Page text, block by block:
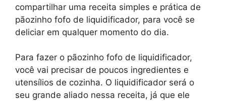
compartilhar uma receita simples e prática de
pãozinho fofo de liquidificador, para você se
deliciar em qualquer momento do dia.
Para fazer o pãozinho fofo de liquidificador,
você vai precisar de poucos ingredientes e
utensílios de cozinha. O liquidificador será o
seu grande aliado nessa receita, já que ele